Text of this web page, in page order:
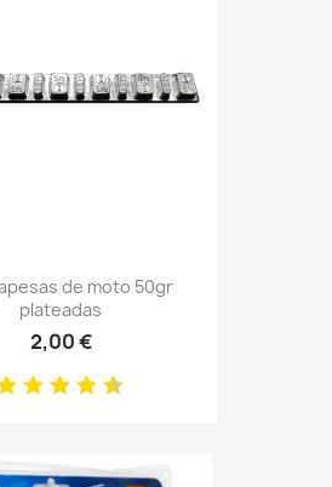
de moto 50gr
plateadas
2,00 €